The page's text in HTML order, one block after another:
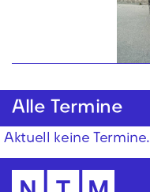
Alle Termine
Aktuell keine Termine.